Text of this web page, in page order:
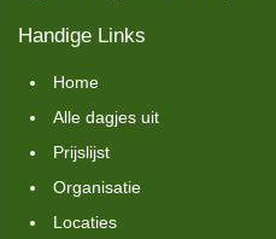
Handige Links
Home
Alle dagjes uit
Prijslijst
Organisatie
Locaties